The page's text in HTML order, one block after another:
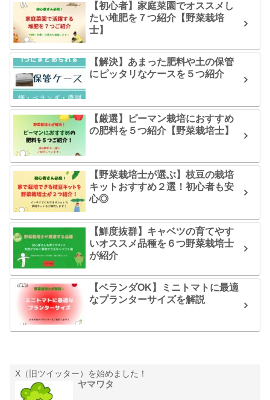
【初心者】家庭菜園でオススメし
たい堆肥を７つ紹介【野菜栽培
士】
【解決】あまった肥料や土の保管
にピッタリなケースを５つ紹介
【厳選】ピーマン栽培におすすめ
の肥料を５つ紹介【野菜栽培士】
【野菜栽培士が選ぶ】枝豆の栽培
キットおすすめ２選！初心者も安
心◎
【鮮度抜群】キャベツの育てやす
いオススメ品種を６つ野菜栽培士
が紹介
【ベランダOK】ミニトマトに最適
なプランターサイズを解説
X（旧ツイッター）を始めました！
ヤマワタ